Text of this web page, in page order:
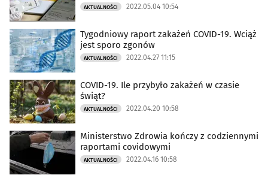
AKTUALNOŚCI 2022.05.04 10:54
Tygodniowy raport zakażeń COVID-19. Wciąż
jest sporo zgonów
AKTUALNOŚCI 2022.04.27 11:15
COVID-19. Ile przybyło zakażeń w czasie
świąt?
AKTUALNOŚCI 2022.04.20 10:58
Ministerstwo Zdrowia kończy z codziennymi
raportami covidowymi
AKTUALNOŚCI 2022.04.16 10:58